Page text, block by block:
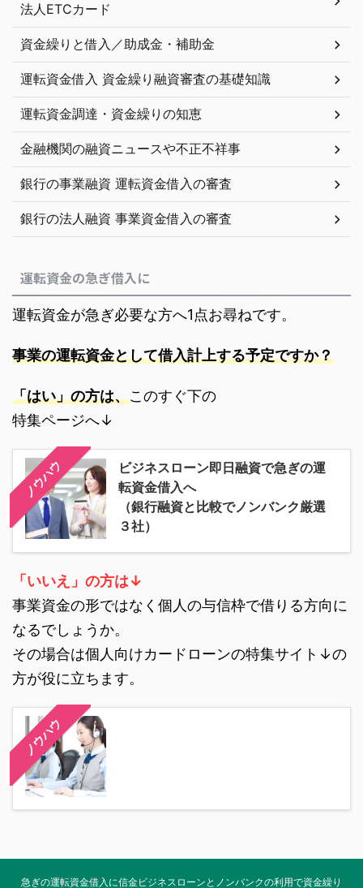
法人ETCカード
資金繰りと借入／助成金・補助金
運転資金借入 資金繰り融資審査の基礎知識
運転資金調達・資金繰りの知恵
金融機関の融資ニュースや不正不祥事
銀行の事業融資 運転資金借入の審査
銀行の法人融資 事業資金借入の審査
運転資金の急ぎ借入に
運転資金が急ぎ必要な方へ1点お尋ねです。
事業の運転資金として借入計上する予定ですか？
「はい」の方は、このすぐ下の
特集ページへ↓
ノウハウ
ビジネスローン即日融資で急ぎの運
転資金借入へ
（銀行融資と比較でノンバンク厳選
３社）
「いいえ」の方は↓
事業資金の形ではなく個人の与信枠で借りる方向に
なるでしょうか。
その場合は個人向けカードローンの特集サイト↓の
方が役に立ちます。
ノウハウ
急ぎの運転資金借入に信金ビジネスローンとノンバンクの利用で資金繰り